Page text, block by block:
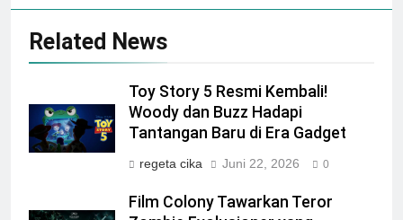
Related News
Toy Story 5 Resmi Kembali!
Woody dan Buzz Hadapi
Tantangan Baru di Era Gadget
regeta cika Juni 22, 2026 0
Film Colony Tawarkan Teror